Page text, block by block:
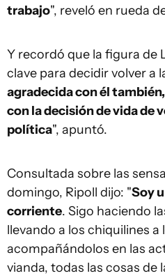
trabajo", reveló en rueda
Y recordó que la figura de
clave para decidir volver a
agradecida con él
con la decisión de vida de
política", apuntó.
Consultada sobre las
domingo, Ripoll dijo: "Soy
corriente. Sigo haciendo
llevando a los chiquilines a
acompañándolos en las
vianda, todas las cosas de